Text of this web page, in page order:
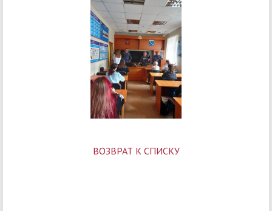
ВОЗВРАТ К СПИСКУ